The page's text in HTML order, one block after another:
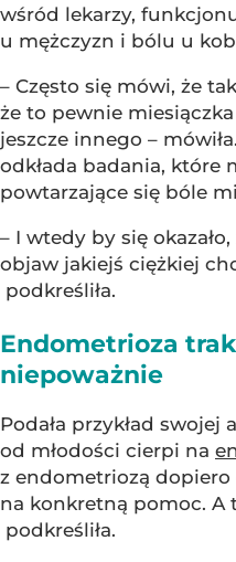
wśród lekarzy,
u mężczyzn i bólu u
– Często się mówi, że
że to pewnie
jeszcze innego –
odkłada badania, które
powtarzające się bóle
– I wtedy by się
objaw jakiejś ciężkiej
podkreśliła.
Endometrioza
niepoważnie
Podała przykład swojej
od młodości cierpi na
z endometriozą
na konkretną pomoc. A
podkreśliła.